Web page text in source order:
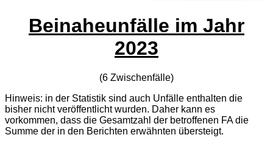
Beinaheunfälle im Jahr
2023
(6 Zwischenfälle)
Hinweis: in der Statistik sind auch Unfälle enthalten die
bisher nicht veröffentlicht wurden. Daher kann es
vorkommen, dass die Gesamtzahl der betroffenen FAdie
Summe der in den Berichten erwähnten übersteigt.